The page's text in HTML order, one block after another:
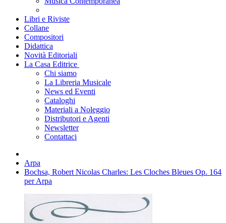
Libri e Riviste
Collane
Compositori
Didattica
Novità Editoriali
La Casa Editrice
Chi siamo
La Libreria Musicale
News ed Eventi
Cataloghi
Materiali a Noleggio
Distributori e Agenti
Newsletter
Contattaci
Arpa
Bochsa, Robert Nicolas Charles: Les Cloches Bleues Op. 164
per Arpa